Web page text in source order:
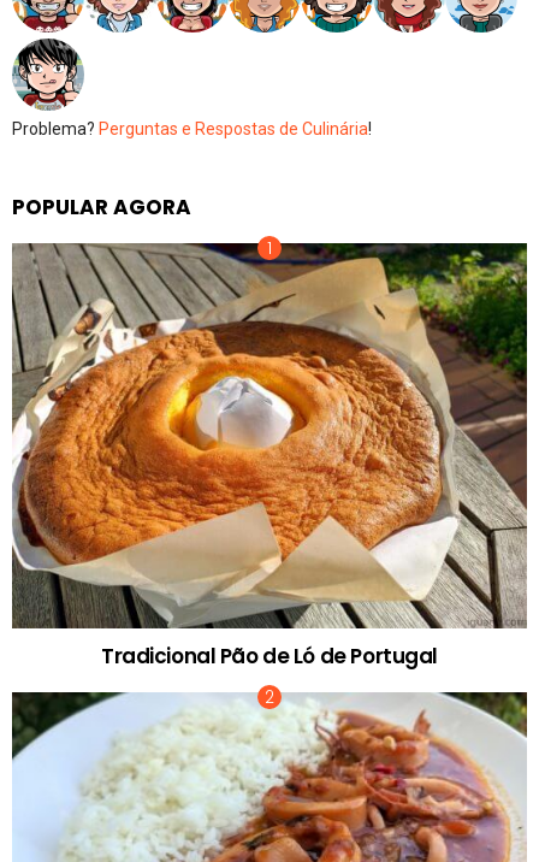
Problema? Perguntas e Respostas de Culinária!
POPULAR AGORA
Tradicional Pão de Ló de Portugal